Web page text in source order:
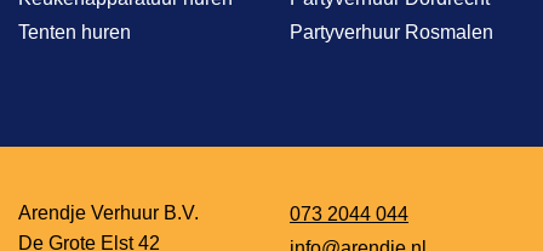
Tenten huren
Partyverhuur Rosmalen
Arendje Verhuur B.V.
De Grote Elst 42
073 2044 044